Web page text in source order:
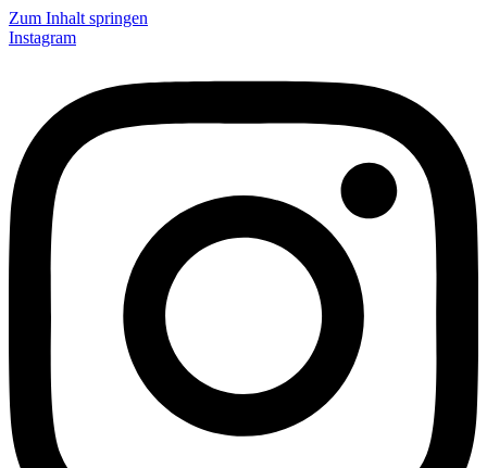
Zum Inhalt springen
Instagram